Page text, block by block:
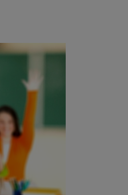
biodiversitate 2026-2030,